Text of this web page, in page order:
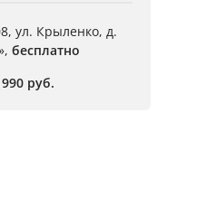
ул. Крыленко, д.
бесплатно
990 руб.